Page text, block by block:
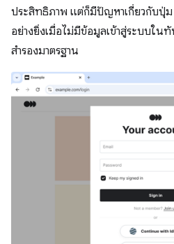
ประสิทธิภาพ แต่ก็มีปัญหาเกี่ยวกับปุ่ม
อย่างยิ่งเมื่อไม่มีข้อมูลเข้าสู่ระบบใน
สำรองมาตรฐาน